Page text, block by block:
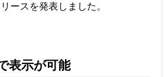
ースを発表しました。
表示が可能